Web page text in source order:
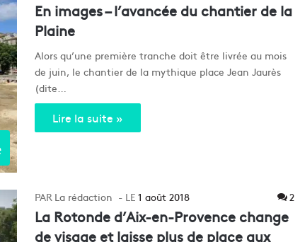
En images – l’avancée du chantier de la
Plaine
Alors qu’une première tranche doit être livrée au mois
de juin, le chantier de la mythique place Jean Jaurès
(dite…
Lire la suite »
La rédaction 1 août 2018 2
La Rotonde d’Aix-en-Provence change
de visage et laisse plus de place aux